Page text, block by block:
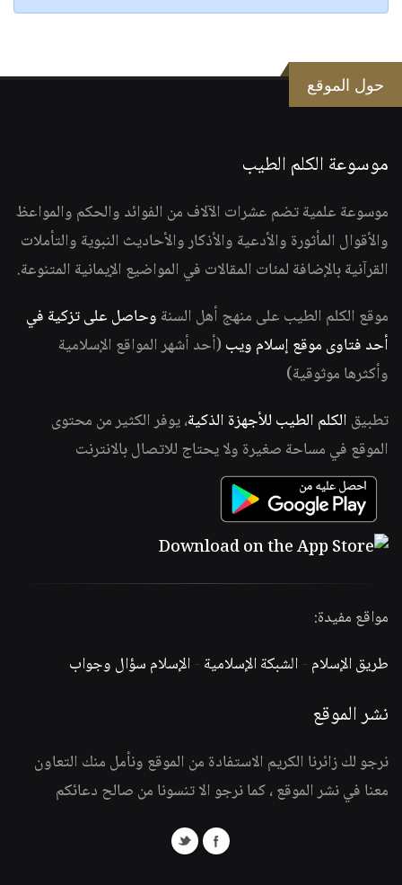
حول الموقع
موسوعة الكلم الطيب
موسوعة علمية تضم عشرات الآلاف من الفوائد والحكم والمواعظ
والأقوال المأثورة والأدعية والأذكار والأحاديث النبوية والتأملات
القرآنية بالإضافة لمئات المقالات في المواضيع الإيمانية المتنوعة.
موقع الكلم الطيب على منهج أهل السنة وحاصل على تزكية في
أحد فتاوى موقع إسلام ويب (أحد أشهر المواقع الإسلامية
وأكثرها موثوقية)
تطبيق الكلم الطيب للأجهزة الذكية، يوفر الكثير من محتوى
الموقع في مساحة صغيرة ولا يحتاج للاتصال بالانترنت
مواقع مفيدة:
طريق الإسلام -الشبكة الإسلامية -الإسلام سؤال وجواب
نشر الموقع
نرجو لك زائرنا الكريم الاستفادة من الموقع ونأمل منك التعاون
معنا في نشر الموقع ، كما نرجو الا تنسونا من صالح دعائكم